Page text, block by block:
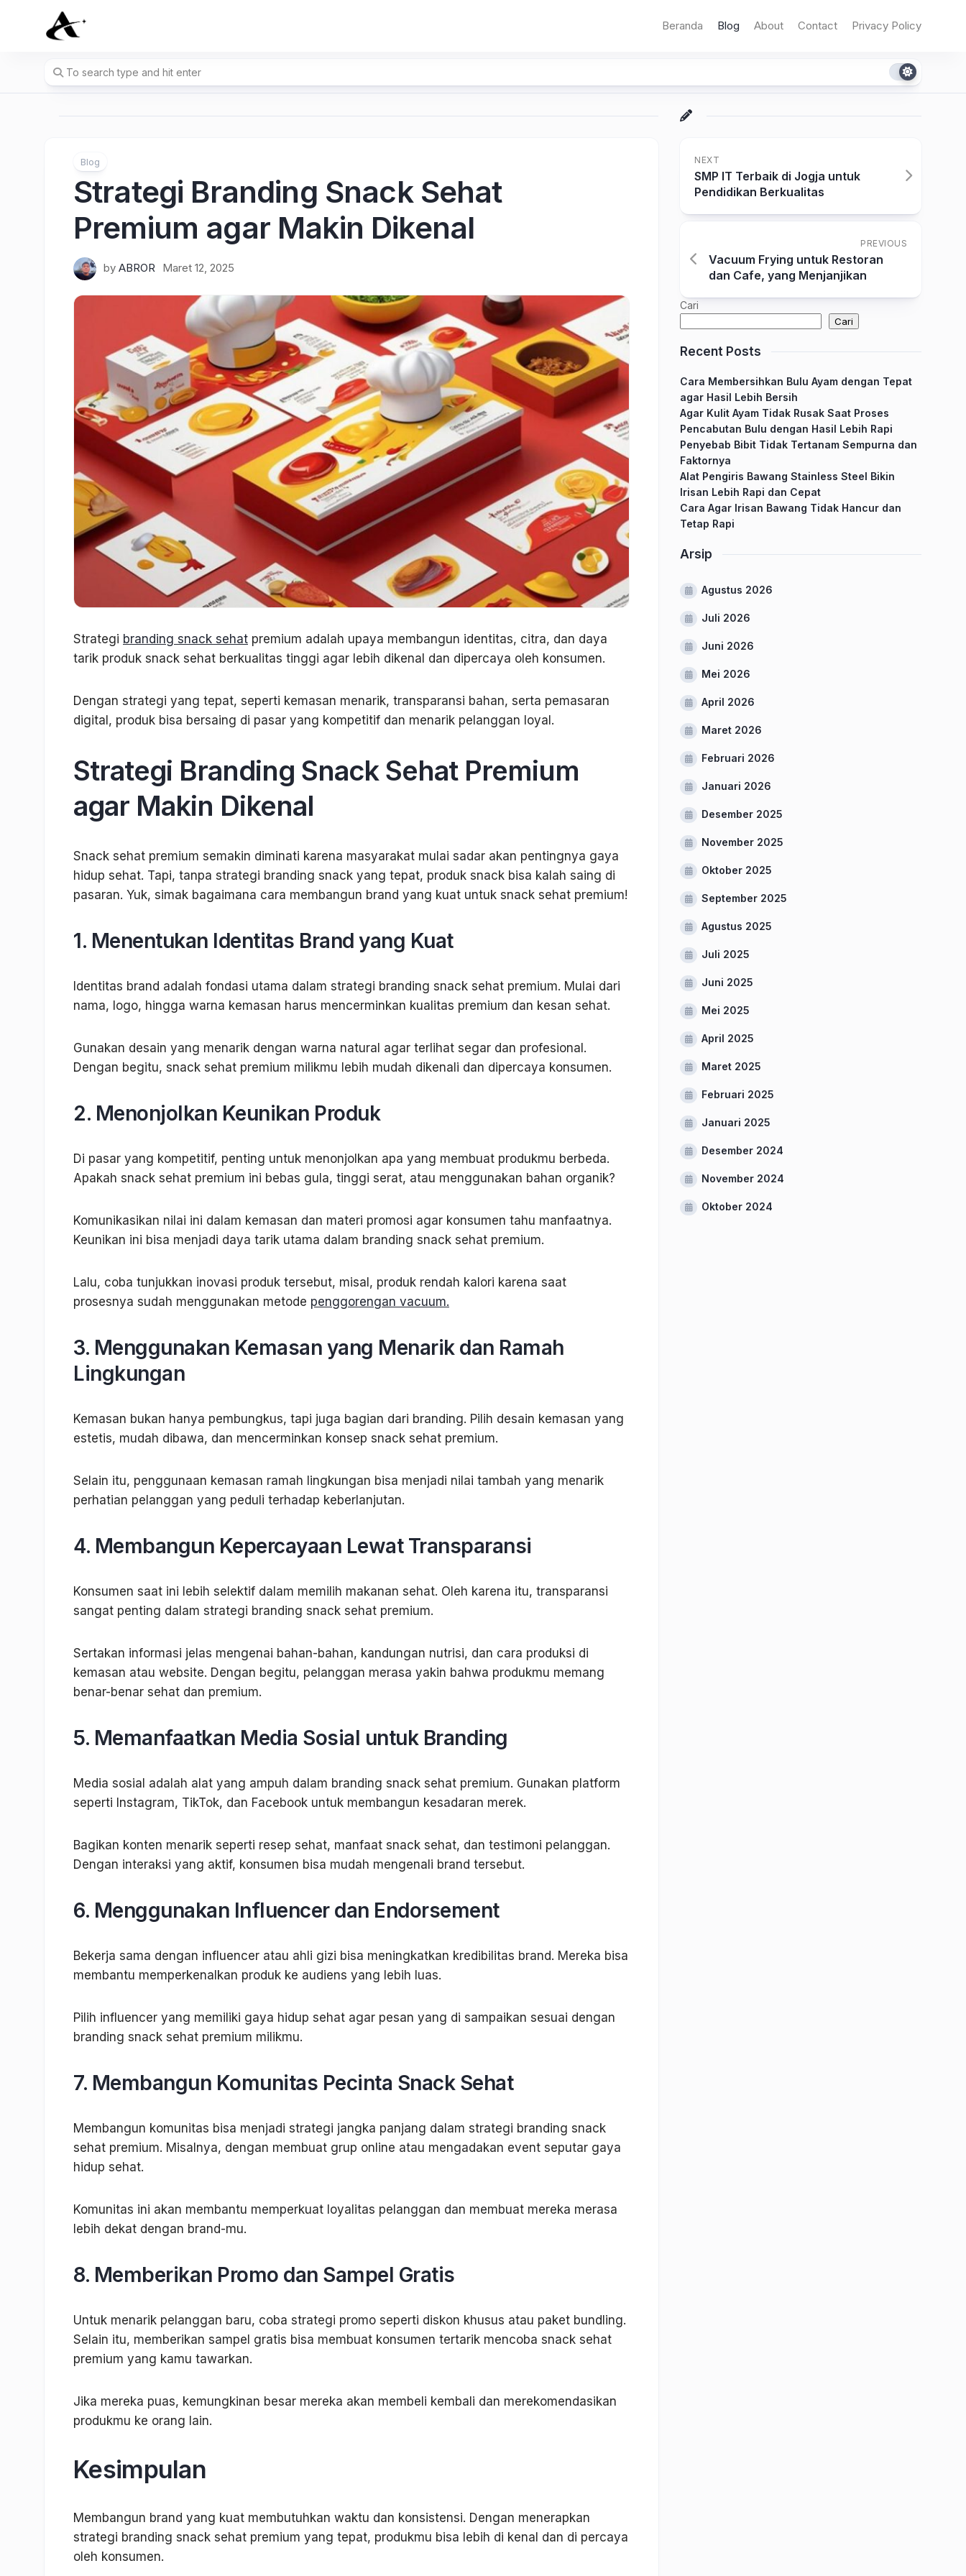
Beranda Blog About Contact Privacy Policy
Blog
Strategi Branding Snack Sehat
Premium agar Makin Dikenal
by ABROR Maret 12, 2025
Strategi branding snack sehat premium adalah upaya membangun identitas, citra, dan daya
tarik produk snack sehat berkualitas tinggi agar lebih dikenal dan dipercaya oleh konsumen.
Dengan strategi yang tepat, seperti kemasan menarik, transparansi bahan, serta pemasaran
digital, produk bisa bersaing di pasar yang kompetitif dan menarik pelanggan loyal.
Strategi Branding Snack Sehat Premium
agar Makin Dikenal
Snack sehat premium semakin diminati karena masyarakat mulai sadar akan pentingnya gaya
hidup sehat. Tapi, tanpa strategi branding snack yang tepat, produk snack bisa kalah saing di
pasaran. Yuk, simak bagaimana cara membangun brand yang kuat untuk snack sehat premium!
1. Menentukan Identitas Brand yang Kuat
Identitas brand adalah fondasi utama dalam strategi branding snack sehat premium. Mulai dari
nama, logo, hingga warna kemasan harus mencerminkan kualitas premium dan kesan sehat.
Gunakan desain yang menarik dengan warna natural agar terlihat segar dan profesional.
Dengan begitu, snack sehat premium milikmu lebih mudah dikenali dan dipercaya konsumen.
2. Menonjolkan Keunikan Produk
Di pasar yang kompetitif, penting untuk menonjolkan apa yang membuat produkmu berbeda.
Apakah snack sehat premium ini bebas gula, tinggi serat, atau menggunakan bahan organik?
Komunikasikan nilai ini dalam kemasan dan materi promosi agar konsumen tahu manfaatnya.
Keunikan ini bisa menjadi daya tarik utama dalam branding snack sehat premium.
Lalu, coba tunjukkan inovasi produk tersebut, misal, produk rendah kalori karena saat
prosesnya sudah menggunakan metode penggorengan vacuum.
3. Menggunakan Kemasan yang Menarik dan Ramah
Lingkungan
Kemasan bukan hanya pembungkus, tapi juga bagian dari branding. Pilih desain kemasan yang
estetis, mudah dibawa, dan mencerminkan konsep snack sehat premium.
Selain itu, penggunaan kemasan ramah lingkungan bisa menjadi nilai tambah yang menarik
perhatian pelanggan yang peduli terhadap keberlanjutan.
4. Membangun Kepercayaan Lewat Transparansi
Konsumen saat ini lebih selektif dalam memilih makanan sehat. Oleh karena itu, transparansi
sangat penting dalam strategi branding snack sehat premium.
Sertakan informasi jelas mengenai bahan-bahan, kandungan nutrisi, dan cara produksi di
kemasan atau website. Dengan begitu, pelanggan merasa yakin bahwa produkmu memang
benar-benar sehat dan premium.
5. Memanfaatkan Media Sosial untuk Branding
Media sosial adalah alat yang ampuh dalam branding snack sehat premium. Gunakan platform
seperti Instagram, TikTok, dan Facebook untuk membangun kesadaran merek.
Bagikan konten menarik seperti resep sehat, manfaat snack sehat, dan testimoni pelanggan.
Dengan interaksi yang aktif, konsumen bisa mudah mengenali brand tersebut.
6. Menggunakan Influencer dan Endorsement
Bekerja sama dengan influencer atau ahli gizi bisa meningkatkan kredibilitas brand. Mereka bisa
membantu memperkenalkan produk ke audiens yang lebih luas.
Pilih influencer yang memiliki gaya hidup sehat agar pesan yang di sampaikan sesuai dengan
branding snack sehat premium milikmu.
7. Membangun Komunitas Pecinta Snack Sehat
Membangun komunitas bisa menjadi strategi jangka panjang dalam strategi branding snack
sehat premium. Misalnya, dengan membuat grup online atau mengadakan event seputar gaya
hidup sehat.
Komunitas ini akan membantu memperkuat loyalitas pelanggan dan membuat mereka merasa
lebih dekat dengan brand-mu.
8. Memberikan Promo dan Sampel Gratis
Untuk menarik pelanggan baru, coba strategi promo seperti diskon khusus atau paket bundling.
Selain itu, memberikan sampel gratis bisa membuat konsumen tertarik mencoba snack sehat
premium yang kamu tawarkan.
Jika mereka puas, kemungkinan besar mereka akan membeli kembali dan merekomendasikan
produkmu ke orang lain.
Kesimpulan
Membangun brand yang kuat membutuhkan waktu dan konsistensi. Dengan menerapkan
strategi branding snack sehat premium yang tepat, produkmu bisa lebih di kenal dan di percaya
oleh konsumen.
NEXT
SMP IT Terbaik di Jogja untuk
Pendidikan Berkualitas
PREVIOUS
Vacuum Frying untuk Restoran
dan Cafe, yang Menjanjikan
Cari
Cari
Recent Posts
Cara Membersihkan Bulu Ayam dengan Tepat
agar Hasil Lebih Bersih
Agar Kulit Ayam Tidak Rusak Saat Proses
Pencabutan Bulu dengan Hasil Lebih Rapi
Penyebab Bibit Tidak Tertanam Sempurna dan
Faktornya
Alat Pengiris Bawang Stainless Steel Bikin
Irisan Lebih Rapi dan Cepat
Cara Agar Irisan Bawang Tidak Hancur dan
Tetap Rapi
Arsip
Agustus 2026
Juli 2026
Juni 2026
Mei 2026
April 2026
Maret 2026
Februari 2026
Januari 2026
Desember 2025
November 2025
Oktober 2025
September 2025
Agustus 2025
Juli 2025
Juni 2025
Mei 2025
April 2025
Maret 2025
Februari 2025
Januari 2025
Desember 2024
November 2024
Oktober 2024